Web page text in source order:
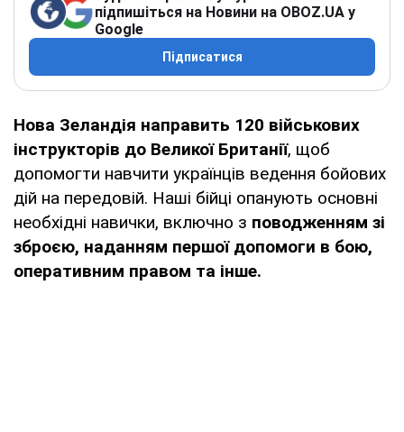
підпишіться на Новини на OBOZ.UA у
Google
Підписатися
Нова Зеландія направить 120 військових
інструкторів до Великої Британії, щоб
допомогти навчити українців ведення бойових
дій на передовій. Наші бійці опанують основні
необхідні навички, включно з поводженням зі
зброєю, наданням першої допомоги в бою,
оперативним правом та інше.